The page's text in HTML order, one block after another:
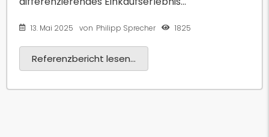
13. Mai 2025 von Philipp Sprecher 1825
Referenzbericht lesen...